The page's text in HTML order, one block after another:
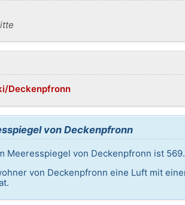
Deckenpfronn
von Deckenpfronn
Meeresspiegel von Deckenpfronn ist 569.
von Deckenpfronn eine Luft mit